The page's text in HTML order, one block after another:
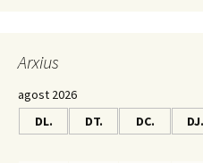
Arxius
agost 2026
DL.
DT. DC. DJ.